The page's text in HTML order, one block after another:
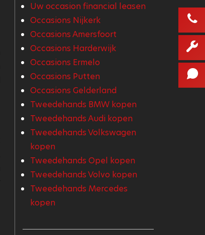
Uw occasion financial leasen
Occasions Nijkerk
Occasions Amersfoort
Occasions Harderwijk
Occasions Ermelo
Occasions Putten
Occasions Gelderland
Tweedehands BMW kopen
Tweedehands Audi kopen
Tweedehands Volkswagen
kopen
Tweedehands Opel kopen
Tweedehands Volvo kopen
Tweedehands Mercedes
kopen